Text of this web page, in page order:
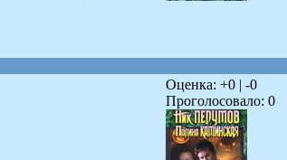
Оценка: +0 | -0
Проголосовало: 0